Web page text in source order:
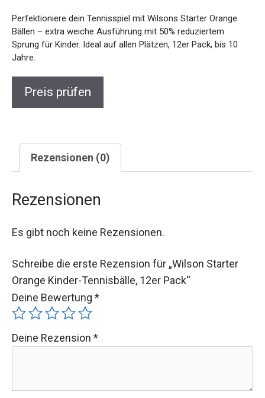
Perfektioniere dein Tennisspiel mit Wilsons Starter Orange
Bällen – extra weiche Ausführung mit 50% reduziertem
Sprung für Kinder. Ideal auf allen Plätzen, 12er Pack, bis 10
Jahre.
Preis prüfen
Rezensionen (0)
Rezensionen
Es gibt noch keine Rezensionen.
Schreibe die erste Rezension für „Wilson Starter
Orange Kinder-Tennisbälle, 12er Pack“
Deine Bewertung *
Deine Rezension *